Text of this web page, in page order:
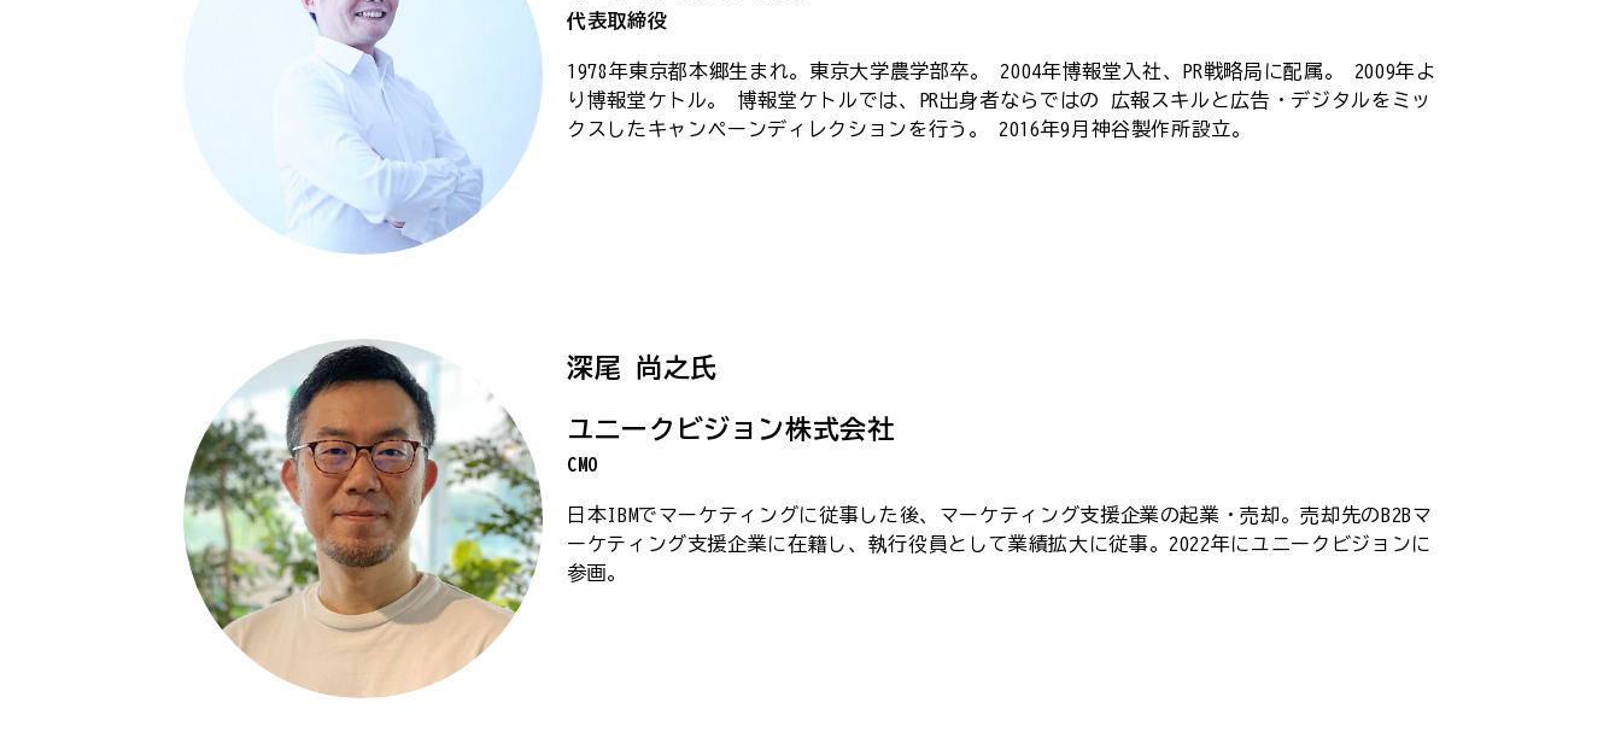
代表取締役
1978年東京都本郷生まれ。東京大学農学部卒。 2004年博報堂入社、PR戦略局に配属。 2009年よ
り博報堂ケトル。 博報堂ケトルでは、PR出身者ならではの 広報スキルと広告・デジタルをミッ
クスしたキャンペーンディレクションを行う。 2016年9月神谷製作所設立。
深尾 尚之氏
ユニークビジョン株式会社
CMO
日本IBMでマーケティングに従事した後、マーケティング支援企業の起業・売却。売却先のB2Bマ
ーケティング支援企業に在籍し、執行役員として業績拡大に従事。2022年にユニークビジョンに
参画。